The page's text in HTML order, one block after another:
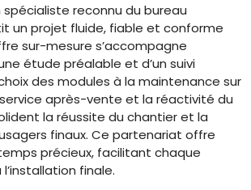
spécialiste reconnu du bureau
un projet fluide, fiable et conforme
sur-mesure s’accompagne
étude préalable et d’un suivi
des modules à la maintenance sur
après-vente et la réactivité du
la réussite du chantier et la
finaux. Ce partenariat offre
précieux, facilitant chaque
finale.